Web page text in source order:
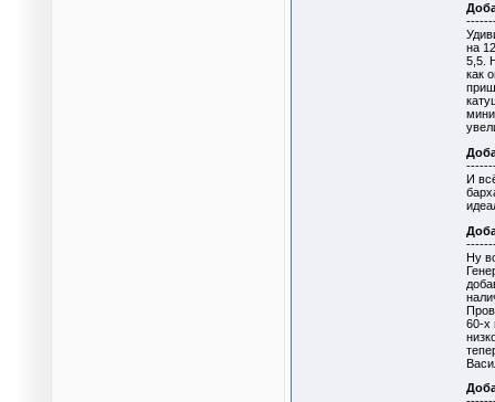
на
5,5.
как
И
Ну
60-х